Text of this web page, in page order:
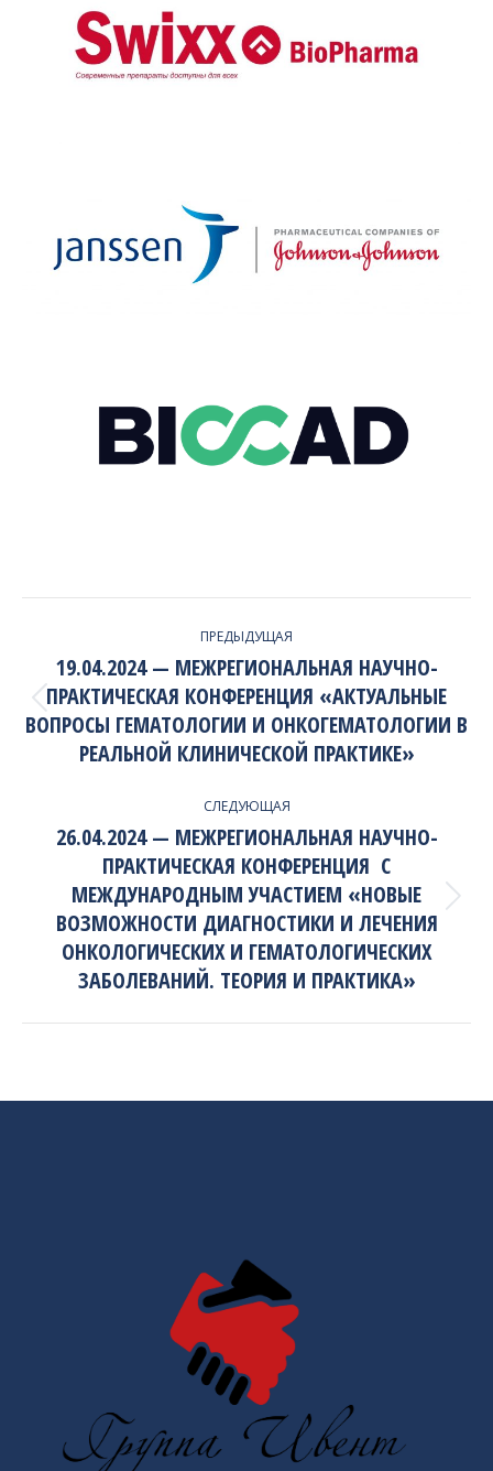
NAVIGATION
ПРЕДЫДУЩАЯ
Previous
project:
19.04.2024 — МЕЖРЕГИОНАЛЬНАЯ НАУЧНО-
ПРАКТИЧЕСКАЯ КОНФЕРЕНЦИЯ «АКТУАЛЬНЫЕ
ВОПРОСЫ ГЕМАТОЛОГИИ И ОНКОГЕМАТОЛОГИИ В
РЕАЛЬНОЙ КЛИНИЧЕСКОЙ ПРАКТИКЕ»
СЛЕДУЮЩАЯ
Next
project:
26.04.2024 — МЕЖРЕГИОНАЛЬНАЯ НАУЧНО-
ПРАКТИЧЕСКАЯ КОНФЕРЕНЦИЯ С
МЕЖДУНАРОДНЫМ УЧАСТИЕМ «НОВЫЕ
ВОЗМОЖНОСТИ ДИАГНОСТИКИ И ЛЕЧЕНИЯ
ОНКОЛОГИЧЕСКИХ И ГЕМАТОЛОГИЧЕСКИХ
ЗАБОЛЕВАНИЙ. ТЕОРИЯ И ПРАКТИКА»